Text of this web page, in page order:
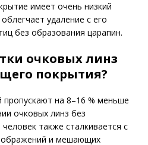
имеет очень низкий
удаление с его
без образования царапин.
очковых линз
покрытия?
пропускают на 8–16 % меньше
очковых линз без
также сталкивается с
и мешающих